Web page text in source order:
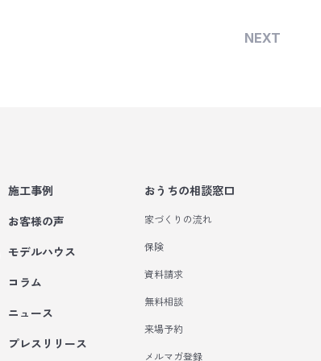
NEXT
施工事例
お客様の声
モデルハウス
コラム
ニュース
プレスリリース
おうちの相談窓口
家づくりの流れ
保険
資料請求
無料相談
来場予約
メルマガ登録